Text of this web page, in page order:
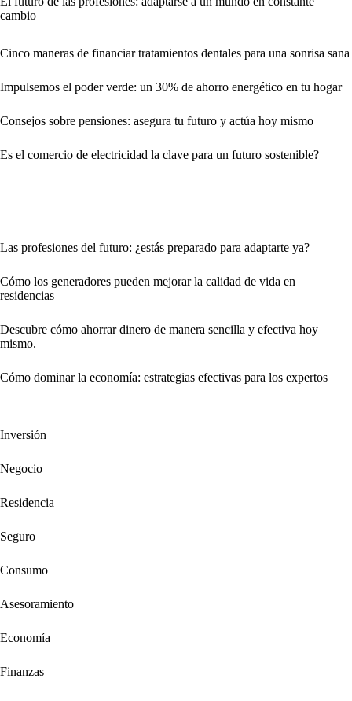
cambio
Cinco maneras de financiar tratamientos dentales para una sonrisa sana
Impulsemos el poder verde: un 30% de ahorro energético en tu hogar
Consejos sobre pensiones: asegura tu futuro y actúa hoy mismo
Es el comercio de electricidad la clave para un futuro sostenible?
Las profesiones del futuro: ¿estás preparado para adaptarte ya?
Cómo los generadores pueden mejorar la calidad de vida en
residencias
Descubre cómo ahorrar dinero de manera sencilla y efectiva hoy
mismo.
Cómo dominar la economía: estrategias efectivas para los expertos
Inversión
Negocio
Residencia
Seguro
Consumo
Asesoramiento
Economía
Finanzas